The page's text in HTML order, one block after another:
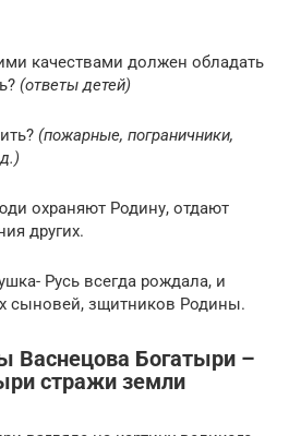
качествами должен обладать
(ответы детей)
(пожарные, пограничники,
охраняют Родину, отдают
других.
Русь всегда рождала, и
сыновей, зщитников Родины.
Васнецова Богатыри –
стражи земли